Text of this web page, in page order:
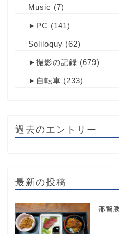
Music (7)
► PC (141)
Soliloquy (62)
► 撮影の記録 (679)
► 自転車 (233)
過去のエントリー
最新の投稿
那智